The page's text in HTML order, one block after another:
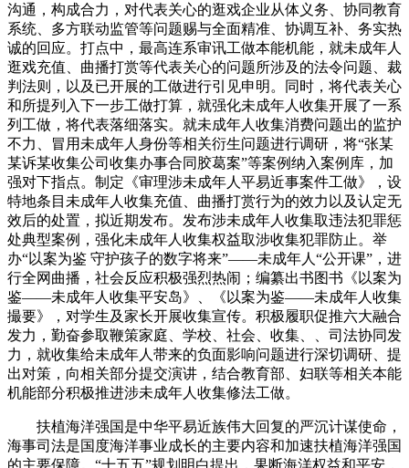
沟通，构成合力，对代表关心的逛戏企业从体义务、协同教育
系统、多方联动监管等问题赐与全面精准、协调互补、务实热
诚的回应。打点中，最高连系审讯工做本能机能，就未成年人
逛戏充值、曲播打赏等代表关心的问题所涉及的法令问题、裁
判法则，以及已开展的工做进行引见申明。同时，将代表关心
和所提列入下一步工做打算，就强化未成年人收集开展了一系
列工做，将代表落细落实。就未成年人收集消费问题出的监护
不力、冒用未成年人身份等相关衍生问题进行调研，将“张某
某诉某收集公司收集办事合同胶葛案”等案例纳入案例库，加
强对下指点。制定《审理涉未成年人平易近事案件工做》，设
特地条目未成年人收集充值、曲播打赏行为的效力以及认定无
效后的处置，拟近期发布。发布涉未成年人收集取违法犯罪惩
处典型案例，强化未成年人收集权益取涉收集犯罪防止。举
办“以案为鉴 守护孩子的数字将来”——未成年人“公开课”，进
行全网曲播，社会反应积极强烈热闹；编纂出书图书《以案为
鉴——未成年人收集平安岛》、《以案为鉴——未成年人收集
撮要》，对学生及家长开展收集宣传。积极履职促推六大融合
发力，勤奋参取鞭策家庭、学校、社会、收集、、司法协同发
力，就收集给未成年人带来的负面影响问题进行深切调研、提
出对策，向相关部分提交演讲，结合教育部、妇联等相关本能
机能部分积极推进涉未成年人收集修法工做。
扶植海洋强国是中华平易近族伟大回复的严沉计谋使命，
海事司法是国度海洋事业成长的主要内容和加速扶植海洋强国
的主要保障。“十五五”规划明白提出，果断海洋权益和平安，